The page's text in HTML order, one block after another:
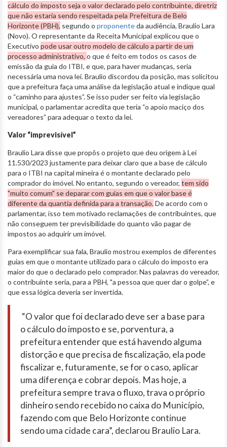
cálculo do imposto seja o valor declarado pelo contribuinte, diretriz
que não estaria sendo respeitada pela Prefeitura de Belo
Horizonte (PBH), segundo o proponenteda audiência, Braulio Lara
(Novo). O representante da Receita Municipal explicou que o
Executivo pode usar outro modelo de cálculo a partir de um
processo administrativo, o que é feito em todos os casos de
emissão da guia do ITBI, e que, para haver mudanças, seria
necessária uma nova lei. Braulio discordou da posição, mas solicitou
que a prefeitura faça uma análise da legislação atual e indique qual
o “caminho para ajustes”. Se isso puder ser feito via legislação
municipal, o parlamentar acredita que teria “o apoio maciço dos
vereadores” para adequar o texto da lei.
Valor “imprevisível”
Braulio Lara disse que propôs o projeto que deu origem à Lei
11.530/2023 justamente para deixar claro que a base de cálculo
para o ITBI na capital mineira é o montante declarado pelo
comprador do imóvel. No entanto, segundo o vereador, tem sido
"muito comum" se deparar com guias em que o valor base é
diferente da quantia definida para a transação.De acordo com o
parlamentar, isso tem motivado reclamações de contribuintes, que
não conseguem ter previsibilidade do quanto vão pagar de
impostos ao adquirir um imóvel.
Para exemplificar sua fala, Braulio mostrou exemplos de diferentes
guias em que o montante utilizado para o cálculo do imposto era
maior do que o declarado pelo comprador. Nas palavras do vereador,
o contribuinte seria, para a PBH, "a pessoa que quer dar o golpe”, e
que essa lógica deveria ser invertida.
“O valor que foi declarado deve ser a base para
o cálculo do imposto e se, porventura, a
prefeitura entender que está havendo alguma
distorção e que precisa de fiscalização, ela pode
fiscalizar e, futuramente, se for o caso, aplicar
uma diferença e cobrar depois. Mas hoje, a
prefeitura sempre trava o fluxo, trava o próprio
dinheiro sendo recebido no caixa do Município,
fazendo com que Belo Horizonte continue
sendo uma cidade cara”, declarou Braulio Lara.